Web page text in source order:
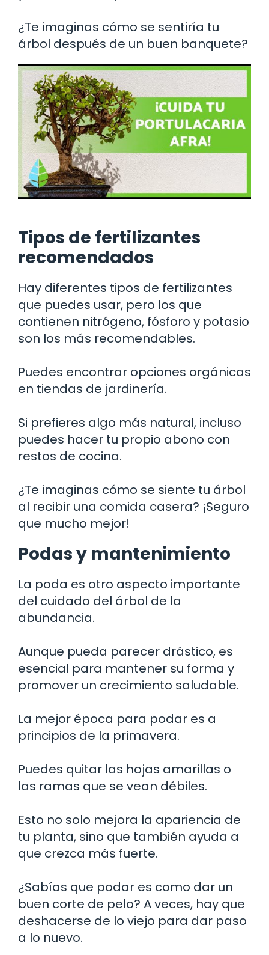
¿Te imaginas cómo se sentiría tu
árbol después de un buen banquete?
Tipos de fertilizantes
recomendados
Hay diferentes tipos de fertilizantes
que puedes usar, pero los que
contienen nitrógeno, fósforo y potasio
son los más recomendables.
Puedes encontrar opciones orgánicas
en tiendas de jardinería.
Si prefieres algo más natural, incluso
puedes hacer tu propio abono con
restos de cocina.
¿Te imaginas cómo se siente tu árbol
al recibir una comida casera? ¡Seguro
que mucho mejor!
Podas y mantenimiento
La poda es otro aspecto importante
del cuidado del árbol de la
abundancia.
Aunque pueda parecer drástico, es
esencial para mantener su forma y
promover un crecimiento saludable.
La mejor época para podar es a
principios de la primavera.
Puedes quitar las hojas amarillas o
las ramas que se vean débiles.
Esto no solo mejora la apariencia de
tu planta, sino que también ayuda a
que crezca más fuerte.
¿Sabías que podar es como dar un
buen corte de pelo? A veces, hay que
deshacerse de lo viejo para dar paso
a lo nuevo.